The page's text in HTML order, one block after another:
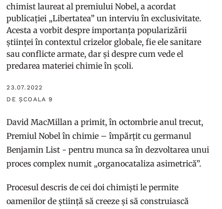
chimist laureat al premiului Nobel, a acordat
publicației „Libertatea” un interviu în exclusivitate.
Acesta a vorbit despre importanța popularizării
științei în contextul crizelor globale, fie ele sanitare
sau conflicte armate, dar și despre cum vede el
predarea materiei chimie în școli.
23.07.2022
DE ȘCOALA 9
David MacMillan a primit, în octombrie anul trecut,
Premiul Nobel în chimie – împărțit cu germanul
Benjamin List - pentru munca sa în dezvoltarea unui
proces complex numit „organocataliza asimetrică”.
Procesul descris de cei doi chimiști le permite
oamenilor de știință să creeze și să construiască